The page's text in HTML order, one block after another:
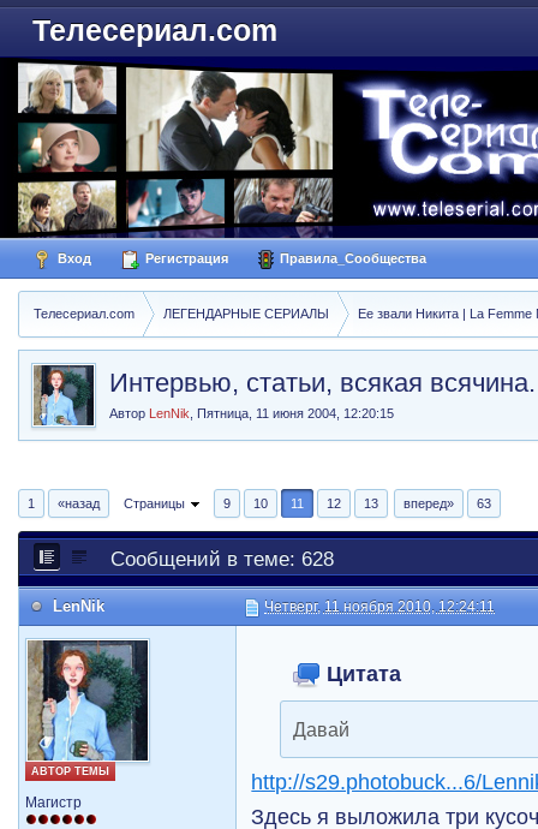
Телесериал.com
Вход Регистрация Правила_Сообщества
Телесериал.com ЛЕГЕНДАРНЫЕ СЕРИАЛЫ Ее звали Никита | La Femme
Интервью, статьи, всякая
Автор LenNik ,Пятница, 11 июня 2004, 12:20:15
1 «назад Страницы 9 10 11 12 13 вперед» 63
Сообщений в теме: 628
LenNik Четверг, 11 ноября 2010, 12:24:11
АВТОР ТЕМЫ
Магистр
Цитата
Давай
http://s29.photobuck...6/
Здесь я выложила три